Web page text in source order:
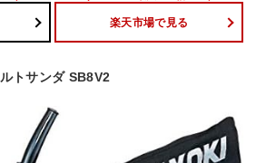
楽天市場で見る
トサンダ SB8V2